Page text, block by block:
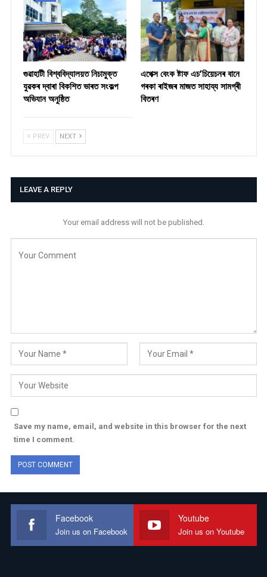
গুৱাহাটী বিশ্ববিদ্যালয়ত নিচামুক্ত
যুৱকৰ দ্বাৰা বিকশিত ভাৰত সংকল্প
অভিযান অনুষ্ঠিত
​এপেক্স বেংক ষ্টাফ এচ’চিয়েচনৰ বানে
গৰকা ৰাইজৰ মাজত সাহায্য সামগ্ৰী
বিতৰণ ​
PREV NEXT
LEAVE A REPLY
Your email address will not be published.
Save my name, email, and website in this browser for the next
time I comment.
Facebook
Join us on Facebook
Youtube
Join us on Youtube